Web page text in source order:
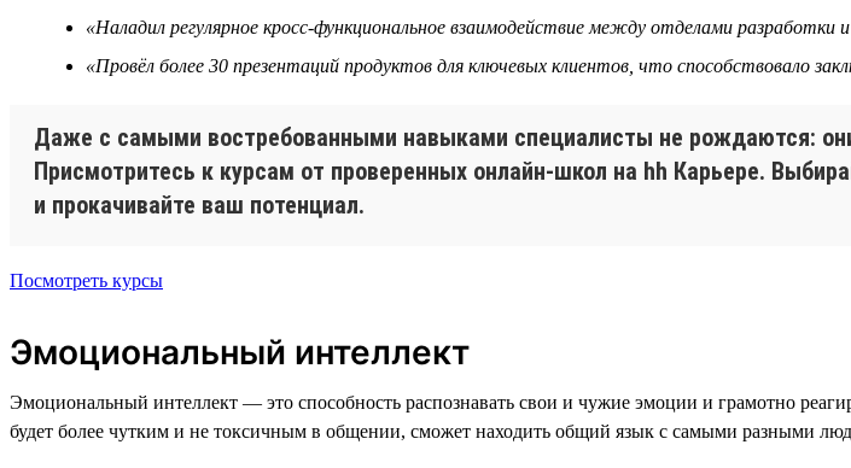
«Наладил регулярное кросс-функциональное взаимодействие между отделами
«Провёл более 30 презентаций продуктов для ключевых клиентов, что способствовало
Даже с самыми востребованными навыками специалисты не рождаются:
Присмотритесь к курсам от проверенных онлайн-школ на hh Карьере.
и прокачивайте ваш потенциал.
Посмотреть курсы
Эмоциональный интеллект
Эмоциональный интеллект — это способность распознавать свои и чужие эмоции и грамотно
будет более чутким и не токсичным в общении, сможет находить общий язык с самыми разными